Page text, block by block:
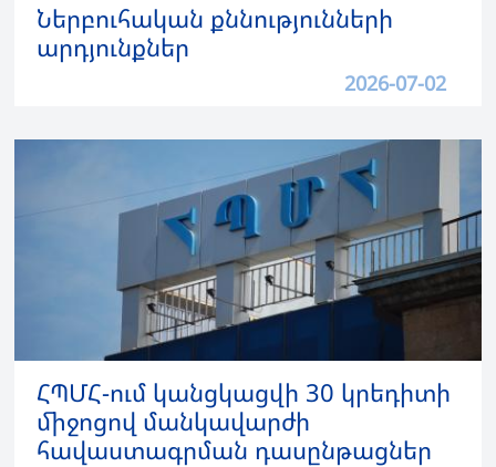
Ներբուհական քննությունների
արդյունքներ
2026-07-02
ՀՊՄՀ-ում կանցկացվի 30 կրեդիտի
միջոցով մանկավարժի
հավաստագրման դասընթացներ